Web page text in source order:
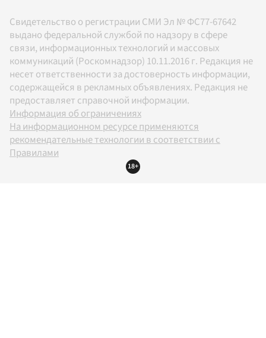
Свидетельство о регистрации СМИ Эл № ФС77-67642
выдано федеральной службой по надзору в сфере
связи, информационных технологий и массовых
коммуникаций (Роскомнадзор) 10.11.2016 г. Редакция не
несет ответственности за достоверность информации,
содержащейся в рекламных объявлениях. Редакция не
предоставляет справочной информации.
Информация об ограничениях
На информационном ресурсе применяются
рекомендательные технологии в соответствии с
Правилами
18+